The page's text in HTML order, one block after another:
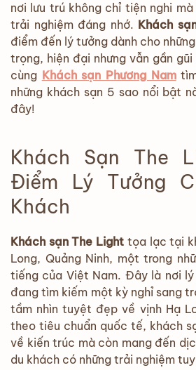
nơi lưu trú không chỉ tiện nghi
trải nghiệm đáng nhớ. Khách
điểm đến lý tưởng dành cho
trọng, hiện đại nhưng vẫn gần
cùng Khách sạn Phương Nam
những khách sạn 5 sao nổi bật
đây!
Khách Sạn The
Điểm Lý Tưởng
Khách
Khách sạn The Light tọa lạc tại
Long, Quảng Ninh, một trong
tiếng của Việt Nam. Đây là nơi
đang tìm kiếm một kỳ nghỉ sang
tầm nhìn tuyệt đẹp về vịnh Hạ
theo tiêu chuẩn quốc tế, khách
về kiến trúc mà còn mang đến
du khách có những trải nghiệm